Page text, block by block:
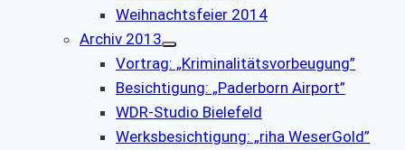
Weihnachtsfeier 2014
Archiv 2013
Vortrag: „Kriminalitätsvorbeugung”
Besichtigung: „Paderborn Airport”
WDR-Studio Bielefeld
Werksbesichtigung: „riha WeserGold”